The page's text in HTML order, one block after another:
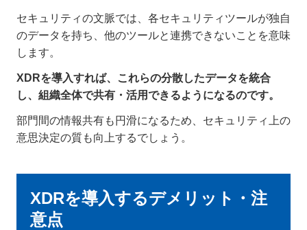
セキュリティの文脈では、各セキュリティツールが独自
のデータを持ち、他のツールと連携できないことを意味
します。
XDRを導入すれば、これらの分散したデータを統合
し、組織全体で共有・活用できるようになるのです。
部門間の情報共有も円滑になるため、セキュリティ上の
意思決定の質も向上するでしょう。
XDRを導入するデメリット・注
意点